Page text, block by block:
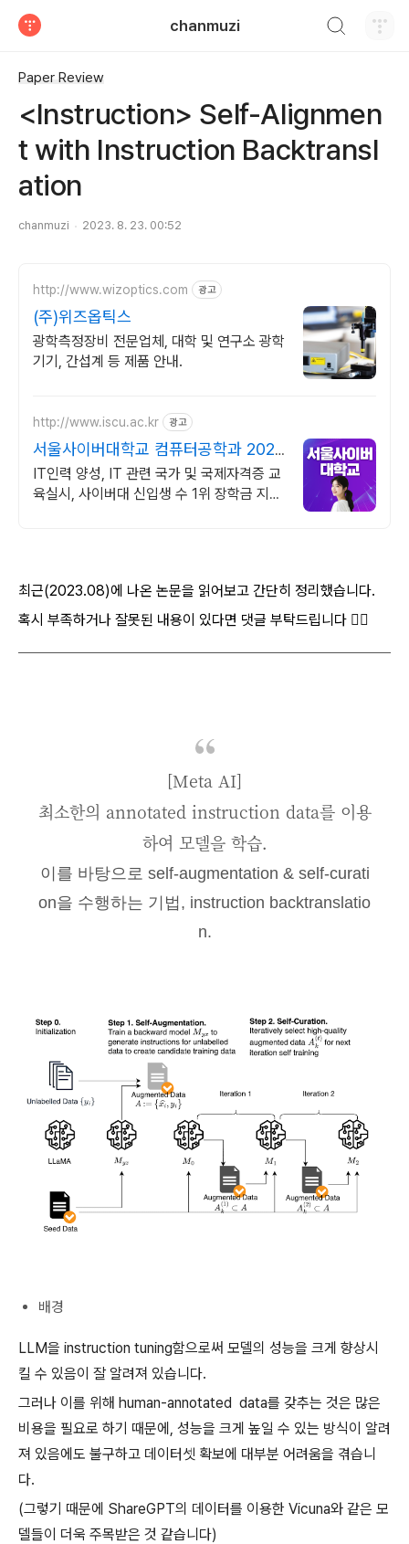
chanmuzi
Paper Review
<Instruction> Self-Alignmen
t with Instruction Backtransl
ation
chanmuzi 2023. 8. 23. 00:52
http://www.wizoptics.com 광고
(주)위즈옵틱스
광학측정장비 전문업체, 대학 및 연구소 광학
기기, 간섭계 등 제품 안내.
http://www.iscu.ac.kr 광고
서울사이버대학교 컴퓨터공학과 2026
가을학기 신편입생
IT인력 양성, IT 관련 국가 및 국제자격증 교
육실시, 사이버대 신입생 수 1위 장학금 지급
최근(2023.08)에 나온 논문을 읽어보고 간단히 정리했습니다.
혹시 부족하거나 잘못된 내용이 있다면 댓글 부탁드립니다 🙇‍♂️
[Meta AI]
최소한의 annotated instruction data를 이용
하여 모델을 학습.
이를 바탕으로 self-augmentation & self-curati
on을 수행하는 기법, instruction backtranslatio
n.
배경
LLM을 instruction tuning함으로써 모델의 성능을 크게 향상시
킬 수 있음이 잘 알려져 있습니다.
그러나 이를 위해 human-annotated data를 갖추는 것은 많은
비용을 필요로 하기 때문에, 성능을 크게 높일 수 있는 방식이 알려
져 있음에도 불구하고 데이터셋 확보에 대부분 어려움을 겪습니
다.
(그렇기 때문에 ShareGPT의 데이터를 이용한 Vicuna와 같은 모
델들이 더욱 주목받은 것 같습니다)